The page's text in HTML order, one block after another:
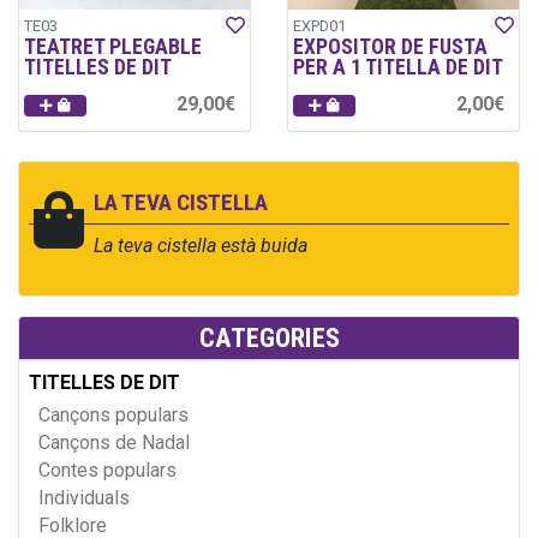
LA TEVA CISTELLA
La teva cistella està buida
CATEGORIES
TITELLES DE DIT
Cançons populars
Cançons de Nadal
Contes populars
Individuals
Folklore
TE03
TEATRET PLEGABLE
TITELLES DE DIT
29,00€
EXPD01
EXPOSITOR DE FUSTA
PER A 1 TITELLA DE DIT
2,00€